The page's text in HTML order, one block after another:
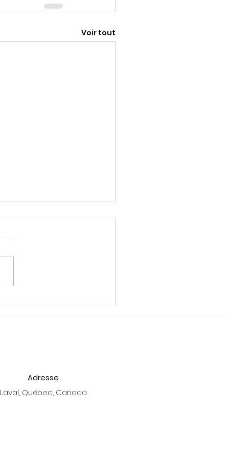
Voir tout
Adresse
Laval, Québec, Canada